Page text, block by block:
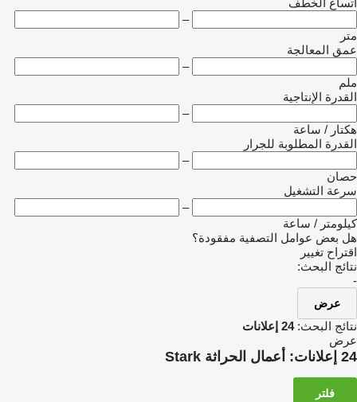
اتساع الخطف
–
متر
عمق المعالجة
–
ملم
القدرة الإنتاجية
–
هكتار / ساعة
القدرة المطلوبة للجرار
–
حصان
سرعة التشغيل
–
كيلومتر / ساعة
هل بعض عوامل التصفية مفقودة؟
اقتراح تغيير
نتائج البحث:
-
عرض
نتائج البحث:24 إعلانات
عرض
24 إعلانات: أعمال الحراثة Stark
فلتر